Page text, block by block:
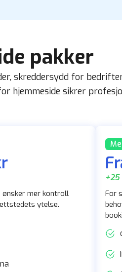
pakker
skreddersydd for
hjemmeside sikrer
ønsker mer kontroll
ytelse.
+25
For